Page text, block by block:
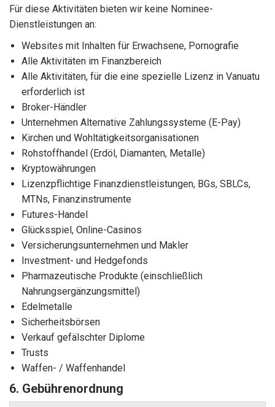
Für diese Aktivitäten bieten wir keine Nominee-
Dienstleistungen an:
Websites mit Inhalten für Erwachsene, Pornografie
Alle Aktivitäten im Finanzbereich
Alle Aktivitäten, für die eine spezielle Lizenz in Vanuatu
erforderlich ist
Broker-Händler
Unternehmen Alternative Zahlungssysteme (E-Pay)
Kirchen und Wohltätigkeitsorganisationen
Rohstoffhandel (Erdöl, Diamanten, Metalle)
Kryptowährungen
Lizenzpflichtige Finanzdienstleistungen, BGs, SBLCs,
MTNs, Finanzinstrumente
Futures-Handel
Glücksspiel, Online-Casinos
Versicherungsunternehmen und Makler
Investment- und Hedgefonds
Pharmazeutische Produkte (einschließlich
Nahrungsergänzungsmittel)
Edelmetalle
Sicherheitsbörsen
Verkauf gefälschter Diplome
Trusts
Waffen- / Waffenhandel
6. Gebührenordnung